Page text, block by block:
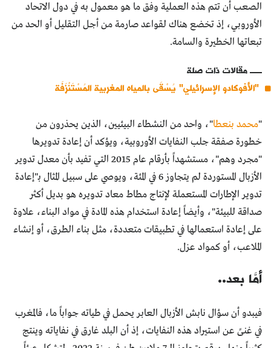
الصعب أن تتم هذه العملية وفق ما هو معمول به في دول الاتحاد
الأوروبي، إذ تخضع هناك لقواعد صارمة من أجل التقليل أو الحد من
تبعاتها الخطيرة والسامة.
مقالات ذات صلة
"الأفوكادو الإسرائيلي" يُسْقَى بالمياه المغربية المُسْتَنْزَفَة
"محمد بنعطا"، واحد من النشطاء البيئيين، الذين يحذرون من
خطورة صفقة جلب النفايات الأوروبية، ويؤكد أن إعادة تدويرها
"مجرد وهم"، مستشهداً بأرقام عام 2015 التي تفيد بأن معدل تدوير
الأزبال المستوردة لم يتجاوز 6 في المئة، ويوصي على سبيل المثال بـ"إعادة
تدوير الإطارات المستعملة لإنتاج مطاط معاد تدويره هو بديل أكثر
صداقة للبيئة"، وأيضاً إعادة استخدام هذه المادة في مواد البناء، علاوة
على إعادة استعمالها في تطبيقات متعددة، مثل بناء الطرق، أو إنشاء
الملاعب، أو كمواد عزل.
أمَّا بعد..
فيبدو أن سؤال نابش الأزبال العابر يحمل في طياته جواباً ما، فالمغرب
في غنىً عن استيراد هذه النفايات، إذ أن البلد غارق في نفاياته وينتج